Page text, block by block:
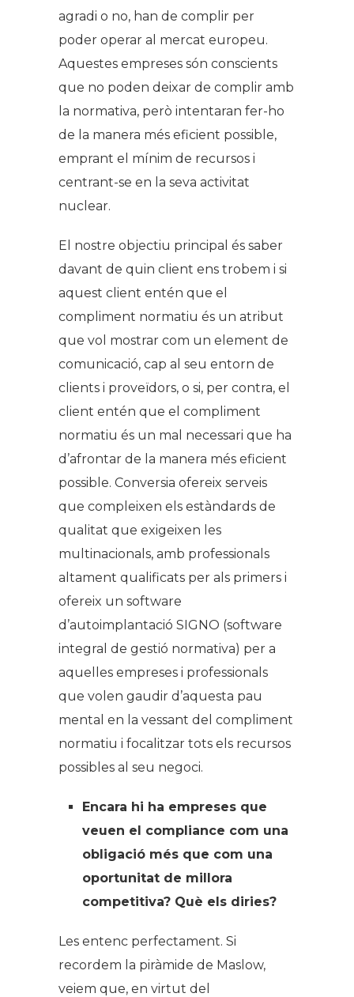
agradi o no, han de complir per
poder operar al mercat europeu.
Aquestes empreses són conscients
que no poden deixar de complir amb
la normativa, però intentaran fer-ho
de la manera més eficient possible,
emprant el mínim de recursos i
centrant-se en la seva activitat
nuclear.
El nostre objectiu principal és saber
davant de quin client ens trobem i si
aquest client entén que el
compliment normatiu és un atribut
que vol mostrar com un element de
comunicació, cap al seu entorn de
clients i proveïdors, o si, per contra, el
client entén que el compliment
normatiu és un mal necessari que ha
d’afrontar de la manera més eficient
possible. Conversia ofereix serveis
que compleixen els estàndards de
qualitat que exigeixen les
multinacionals, amb professionals
altament qualificats per als primers i
ofereix un software
d’autoimplantació SIGNO (software
integral de gestió normativa) per a
aquelles empreses i professionals
que volen gaudir d’aquesta pau
mental en la vessant del compliment
normatiu i focalitzar tots els recursos
possibles al seu negoci.
Encara hi ha empreses que
veuen el compliance com una
obligació més que com una
oportunitat de millora
competitiva? Què els diries?
Les entenc perfectament. Si
recordem la piràmide de Maslow,
veiem que, en virtut del